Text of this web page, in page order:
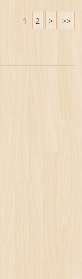
1 2 > >>